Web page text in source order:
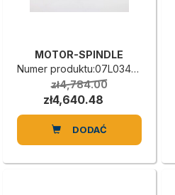
MOTOR-SPINDLE
Numer produktu:07L0340618L
zł4,784.00
zł4,640.48
DODAĆ